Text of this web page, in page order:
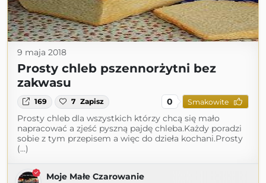
9 maja 2018
Prosty chleb pszennorżytni bez
zakwasu
169 7 Zapisz 0 Smakowite
Prosty chleb dla wszystkich którzy chcą się mało
napracować a zjeść pyszną pajdę chleba.Każdy poradzi
sobie z tym przepisem a więc do dzieła kochani.Prosty
(...)
Moje Małe Czarowanie